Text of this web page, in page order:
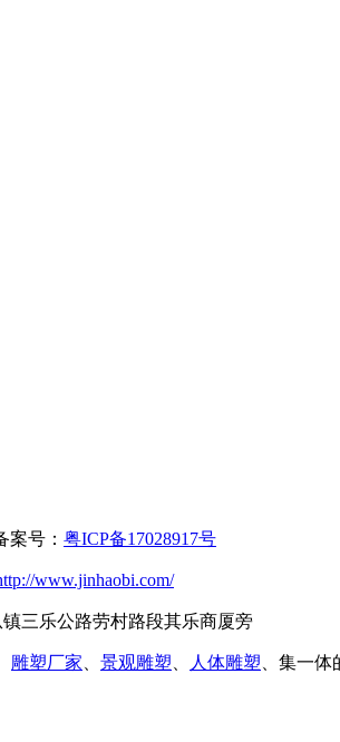
号： 粤ICP备17028917号
www.jinhaobi.com/
三乐公路劳村路段其乐商厦旁
雕塑厂家 景观雕塑 人体雕塑 、集一体